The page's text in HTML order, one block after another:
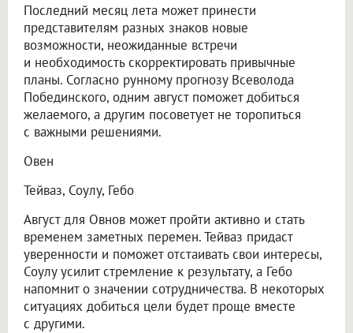
Последний месяц лета может принести
представителям разных знаков новые
возможности, неожиданные встречи
и необходимость скорректировать привычные
планы. Согласно рунному прогнозу Всеволода
Побединского, одним август поможет добиться
желаемого, а другим посоветует не торопиться
с важными решениями.
Овен
Тейваз, Соулу, Гебо
Август для Овнов может пройти активно и стать
временем заметных перемен. Тейваз придаст
уверенности и поможет отстаивать свои интересы,
Соулу усилит стремление к результату, а Гебо
напомнит о значении сотрудничества. В некоторых
ситуациях добиться цели будет проще вместе
с другими.